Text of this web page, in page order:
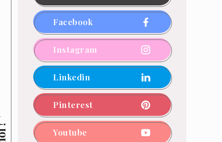
Facebook
Instagram
Linkedin
Pinterest
Youtube